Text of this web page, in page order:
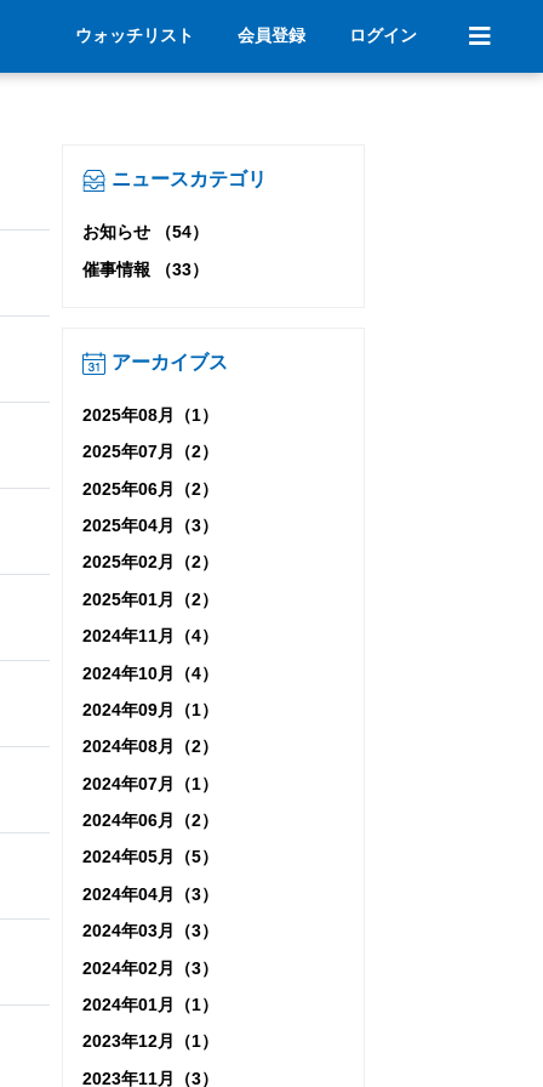
ウォッチリスト 会員登録 ログイン
ニュースカテゴリ
お知らせ （54）
催事情報 （33）
アーカイブス
2025年08月（1）
2025年07月（2）
2025年06月（2）
2025年04月（3）
2025年02月（2）
2025年01月（2）
2024年11月（4）
2024年10月（4）
2024年09月（1）
2024年08月（2）
2024年07月（1）
2024年06月（2）
2024年05月（5）
2024年04月（3）
2024年03月（3）
2024年02月（3）
2024年01月（1）
2023年12月（1）
2023年11月（3）